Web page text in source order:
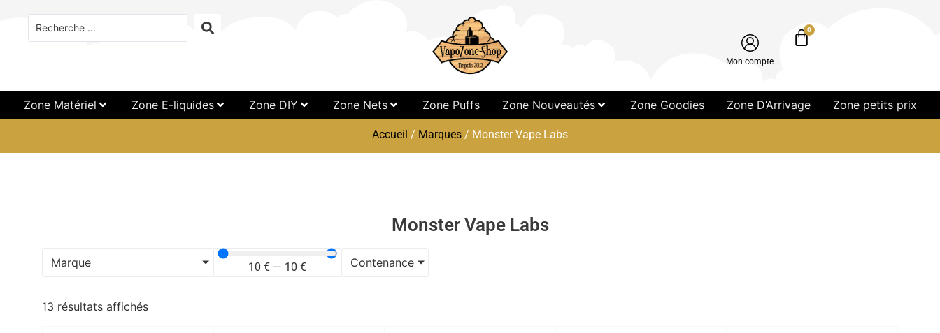
Mon compte
0
Zone Matériel Zone E-liquides Zone DIY Zone Nets Zone Puffs Zone Nouveautés Zone Goodies Zone D’Arrivage Zone petits prix
Accueil / Marques / Monster Vape Labs
Monster Vape Labs
Marque 10 € — 10 € Contenance
13 résultats affichés